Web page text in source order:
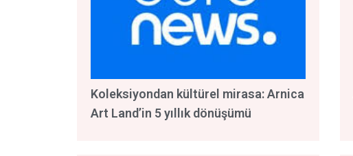
Koleksiyondan kültürel mirasa: Arnica
Art Land’in 5 yıllık dönüşümü